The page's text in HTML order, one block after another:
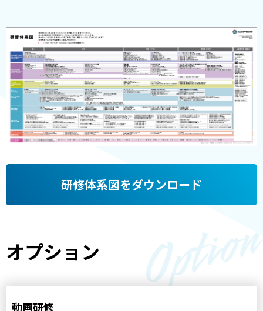
研修体系図をダウンロード
オプション
動画研修